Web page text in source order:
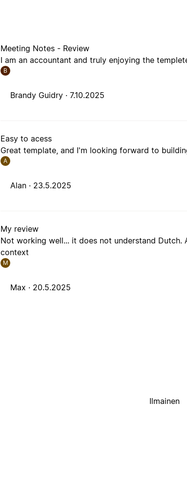
Meeting Notes - Review
I am an accountant and truly enjoying the
B
Brandy Guidry ·7.10.2025
Easy to acess
Great template, and I'm looking forward to
A
Alan · 23.5.2025
My review
Not working well... it does not understand
context
M
Max · 20.5.2025
Ilmainen